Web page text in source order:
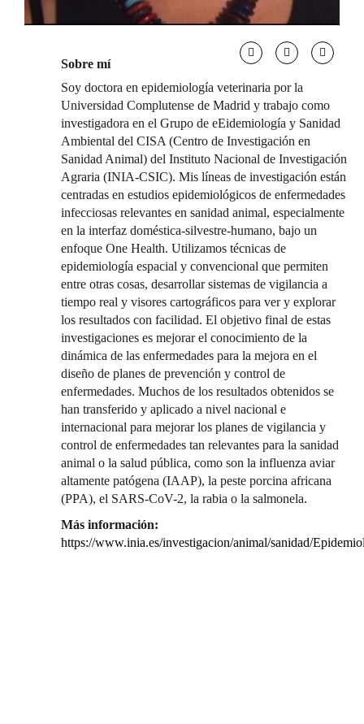
Sobre mí
Soy doctora en epidemiología veterinaria por la
Universidad Complutense de Madrid y trabajo como
investigadora en el Grupo de eEidemiología y Sanidad
Ambiental del CISA (Centro de Investigación en
Sanidad Animal) del Instituto Nacional de Investigación
Agraria (INIA-CSIC). Mis líneas de investigación están
centradas en estudios epidemiológicos de enfermedades
infecciosas relevantes en sanidad animal, especialmente
en la interfaz doméstica-silvestre-humano, bajo un
enfoque One Health. Utilizamos técnicas de
epidemiología espacial y convencional que permiten
entre otras cosas, desarrollar sistemas de vigilancia a
tiempo real y visores cartográficos para ver y explorar
los resultados con facilidad. El objetivo final de estas
investigaciones es mejorar el conocimiento de la
dinámica de las enfermedades para la mejora en el
diseño de planes de prevención y control de
enfermedades. Muchos de los resultados obtenidos se
han transferido y aplicado a nivel nacional e
internacional para mejorar los planes de vigilancia y
control de enfermedades tan relevantes para la sanidad
animal o la salud pública, como son la influenza aviar
altamente patógena (IAAP), la peste porcina africana
(PPA), el SARS-CoV-2, la rabia o la salmonela.
Más información:
https://www.inia.es/investigacion/animal/sanidad/